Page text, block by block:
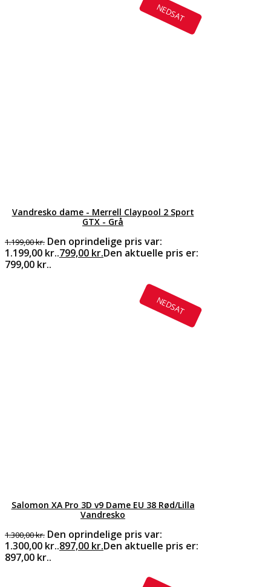
NEDSAT
Vandresko dame - Merrell Claypool 2 Sport
GTX - Grå
1.199,00kr. Den oprindelige pris var:
1.199,00 kr..799,00 kr.Den aktuelle pris er:
799,00 kr..
NEDSAT
Salomon XA Pro 3D v9 Dame EU 38 Rød/Lilla
Vandresko
1.300,00kr. Den oprindelige pris var:
1.300,00 kr..897,00 kr.Den aktuelle pris er:
897,00 kr..